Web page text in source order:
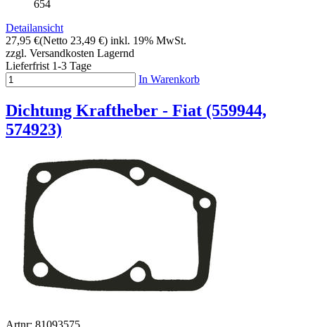
654
Detailansicht
27,95 €(Netto 23,49 €) inkl. 19% MwSt.
zzgl. Versandkosten Lagernd
Lieferfrist 1-3 Tage
In Warenkorb
Dichtung Kraftheber - Fiat (559944,
574923)